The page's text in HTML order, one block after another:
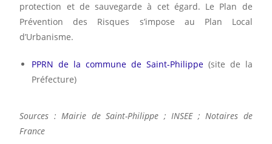
protection et de sauvegarde à cet égard. Le Plan de
Prévention des Risques s’impose au Plan Local
d’Urbanisme.
PPRN de la commune de Saint-Philippe(site de la
Préfecture)
Sources : Mairie de Saint-Philippe ; INSEE ; Notaires de
France